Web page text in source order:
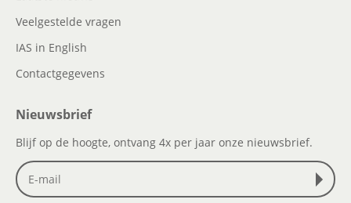
Veelgestelde vragen
IAS in English
Contactgegevens
Nieuwsbrief
Blijf op de hoogte, ontvang 4x per jaar onze nieuwsbrief.